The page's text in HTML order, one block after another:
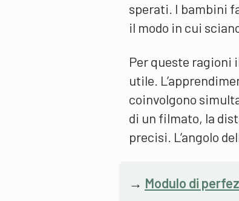
sperati. I bambini
il modo in cui
Per queste ragioni
utile.
coinvolgono
di un filmato, la
precisi. L’angolo
→ Modulo di